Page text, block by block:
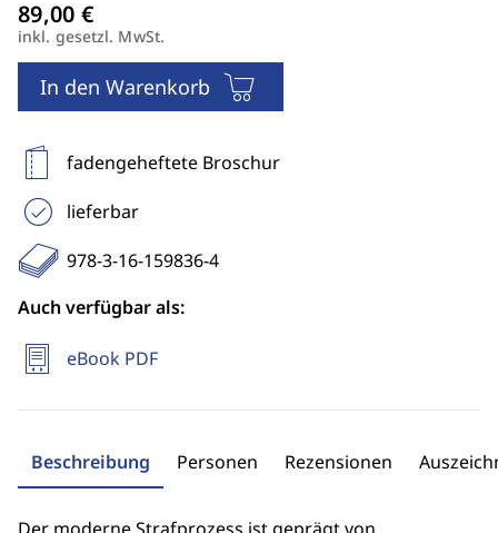
inkl. gesetzl. MwSt.
In den Warenkorb
fadengeheftete Broschur
lieferbar
978-3-16-159836-4
Auch verfügbar als:
eBook PDF
Beschreibung Personen Rezensionen